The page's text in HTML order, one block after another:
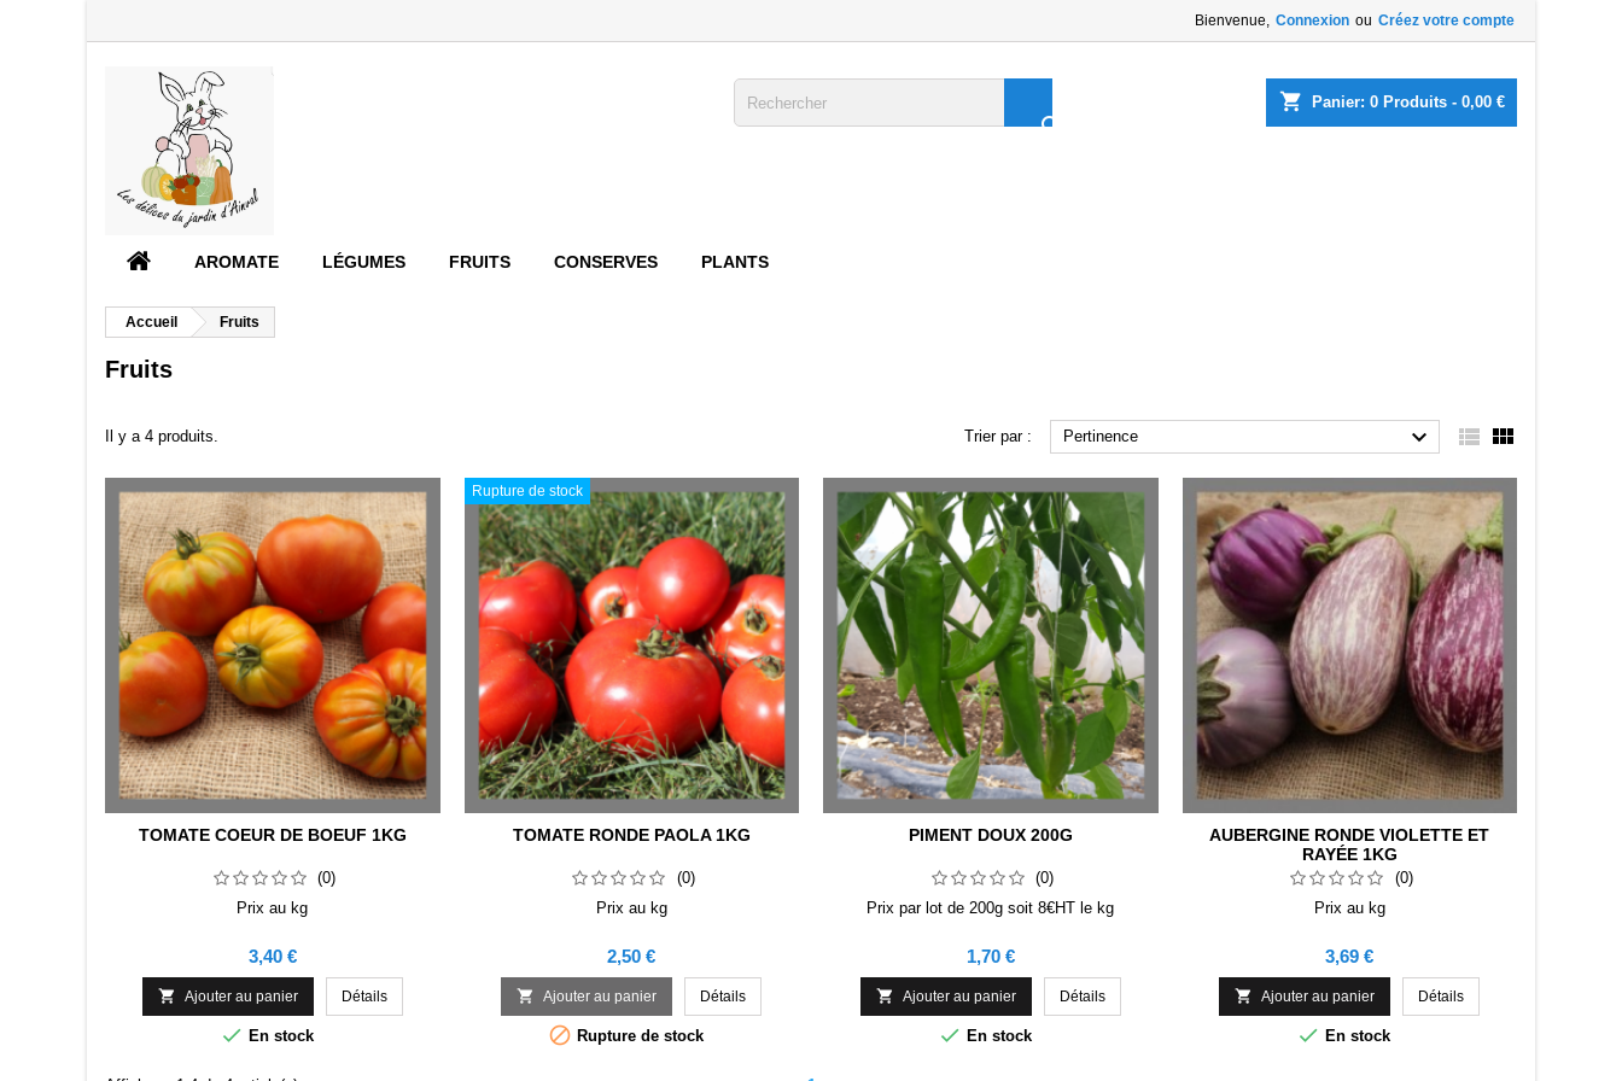
Bienvenue, Connexion ou Créez votre compte
shopping_cart Panier: 0 Produits - 0,00 €

AROMATE LÉGUMES FRUITS CONSERVES PLANTS
Accueil Fruits
Fruits
Il y a 4 produits. Trier par : Pertinence   
TOMATE COEUR DE BOEUF 1KG
(0)
Prix au kg
Prix
3,40 €
 Ajouter au panier Détails
 En stock
Rupture de stock
TOMATE RONDE PAOLA 1KG
(0)
Prix au kg
Prix
2,50 €
 Ajouter au panier Détails
 Rupture de stock
PIMENT DOUX 200G
(0)
Prix par lot de 200g soit 8€HT le kg
Prix
1,70 €
 Ajouter au panier Détails
 En stock
AUBERGINE RONDE VIOLETTE ET
RAYÉE 1KG
(0)
Prix au kg
Prix
3,69 €
 Ajouter au panier Détails
 En stock